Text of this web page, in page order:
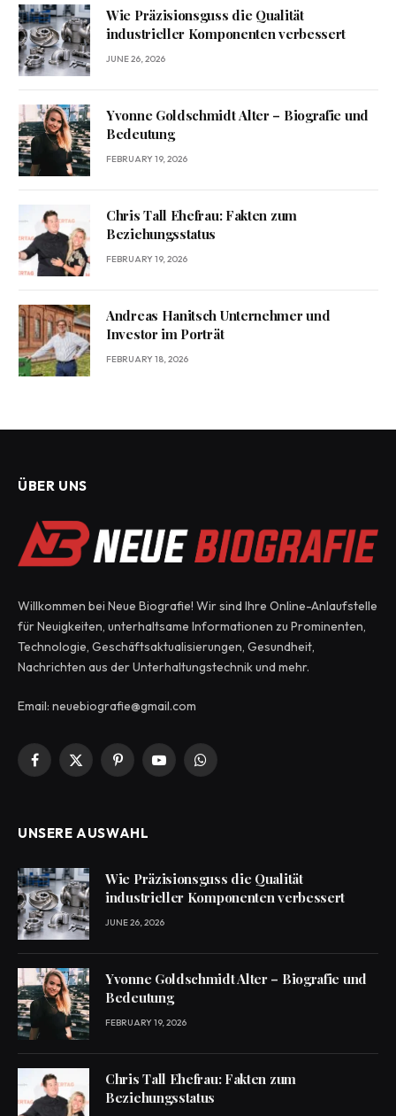
Wie Präzisionsguss die Qualität
industrieller Komponenten verbessert
JUNE 26, 2026
Yvonne Goldschmidt Alter – Biografie und
Bedeutung
FEBRUARY 19, 2026
Chris Tall Ehefrau: Fakten zum
Beziehungsstatus
FEBRUARY 19, 2026
Andreas Hanitsch Unternehmer und
Investor im Porträt
FEBRUARY 18, 2026
ÜBER UNS
Willkommen bei Neue Biografie! Wir sind Ihre Online-Anlaufstelle
für Neuigkeiten, unterhaltsame Informationen zu Prominenten,
Technologie, Geschäftsaktualisierungen, Gesundheit,
Nachrichten aus der Unterhaltungstechnik und mehr.
Email: neuebiografie@gmail.com
Facebook
X
PinterestYouTubeWhatsApp
UNSERE AUSWAHL
Wie Präzisionsguss die Qualität
industrieller Komponenten verbessert
JUNE 26, 2026
Yvonne Goldschmidt Alter – Biografie und
Bedeutung
FEBRUARY 19, 2026
Chris Tall Ehefrau: Fakten zum
Beziehungsstatus